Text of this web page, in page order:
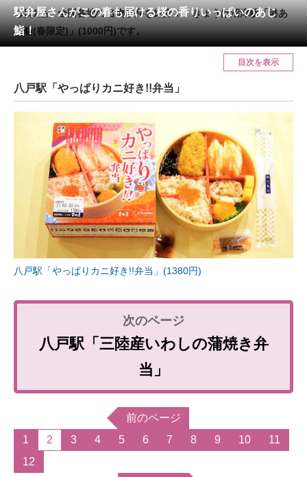
メディア
注目記事を集めた総合ページ
進化するPCとデバイスの未来
好きが集まる 比べて選べる
ビジネスと働き方のヒント
AI活用のいまが分かる
企業ITのトレンドを詳説
マーケ×ITの今がよく分かる
ITエンジニア向け専門サイト
企業向けIT製品の総合サイト
製造業のIT導入・活用を支援
駅弁屋さんがこの春も届ける桜の香りいっぱいのあじ
鮨！
毎日1品、全国各地の名物駅弁を紹介！ きょうは沼津駅「港あ
じ鮨(春限定)」(1000円)です。
目次を表示
八戸駅「やっぱりカニ好き!!弁当」
八戸駅「やっぱりカニ好き!!弁当」(1380円)
八戸駅「三陸産いわしの蒲焼き弁
当」
前のページ
1
2 3 4 5 6 7 8 9 10
11
12